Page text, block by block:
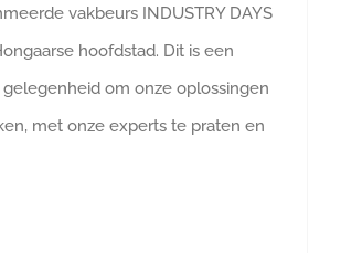
vakbeurs INDUSTRY DAYS
hoofdstad. Dit is een
om onze oplossingen
met onze experts te praten en